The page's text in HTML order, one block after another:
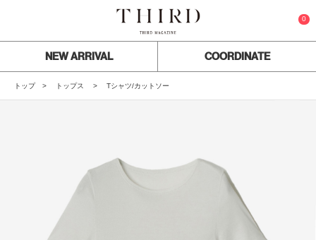
0
NEW ARRIVAL COORDINATE
トップ トップス Tシャツ/カットソー